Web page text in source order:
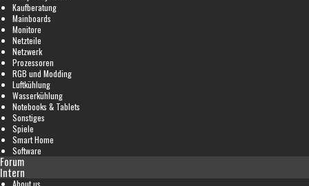
Kaufberatung
Mainboards
Monitore
Netzteile
Netzwerk
Prozessoren
RGB und Modding
Luftkühlung
Wasserkühlung
Notebooks & Tablets
Sonstiges
Spiele
Smart Home
Software
Forum
Intern
About us